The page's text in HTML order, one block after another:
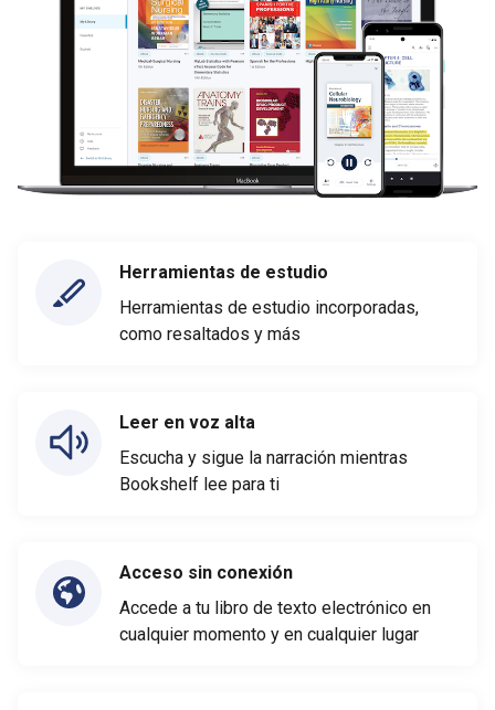
Herramientas de estudio
Herramientas de estudio incorporadas,
como resaltados y más
Leer en voz alta
Escucha y sigue la narración mientras
Bookshelf lee para ti
Acceso sin conexión
Accede a tu libro de texto electrónico en
cualquier momento y en cualquier lugar